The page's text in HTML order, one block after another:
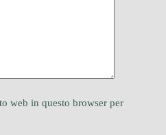
web in questo browser per